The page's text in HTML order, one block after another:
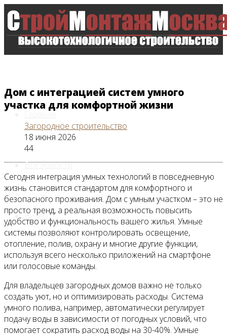
Главная
Все новости
Видео
Дом с интеграцией систем умного
участка для комфортной жизни
Загородное строительство
18 июня 2026
44
Сегодня интеграция умных технологий в повседневную
жизнь становится стандартом для комфортного и
безопасного проживания. Дом с умным участком – это не
просто тренд, а реальная возможность повысить
удобство и функциональность вашего жилья. Умные
системы позволяют контролировать освещение,
отопление, полив, охрану и многие другие функции,
используя всего несколько приложений на смартфоне
или голосовые команды.
Для владельцев загородных домов важно не только
создать уют, но и оптимизировать расходы. Система
умного полива, например, автоматически регулирует
подачу воды в зависимости от погодных условий, что
помогает сократить расход воды на 30-40%. Умные